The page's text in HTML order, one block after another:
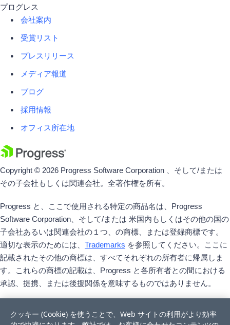
プログレス
会社案内
受賞リスト
プレスリリース
メディア報道
ブログ
採用情報
オフィス所在地
Copyright © 2026 Progress Software Corporation 、そして/または
その子会社もしくは関連会社。全著作権を所有。
Progress と、ここで使用される特定の商品名は、Progress
Software Corporation、そして/または 米国内もしくはその他の国の
子会社あるいは関連会社の１つ、の商標、または登録商標です。
適切な表示のためには、 Trademarks を参照してください。ここに
記載されたその他の商標は、すべてそれぞれの所有者に帰属しま
す。これらの商標の記載は、Progress と各所有者との間における
承認、提携、または後援関係を意味するものではありません。
クッキー (Cookie) を使うことで、Web サイトの利用がより効率